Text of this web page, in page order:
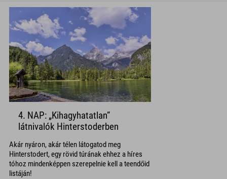
4. NAP: „Kihagyhatatlan”
látnivalók Hinterstoderben
Akár nyáron, akár télen látogatod meg
Hinterstodert, egy rövid túrának ehhez a híres
tóhoz mindenképpen szerepelnie kell a teendőid
listáján!